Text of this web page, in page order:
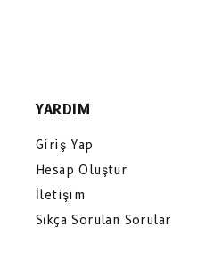
YARDIM
Giriş Yap
Hesap Oluştur
İletişim
Sıkça Sorulan Sorular